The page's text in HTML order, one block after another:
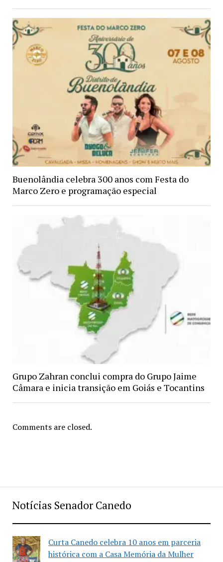
Notícias Senador Canedo
Curta Canedo celebra 10 anos em parceria
histórica com a Casa Memória da Mulher
Buenolândia celebra 300 anos com Festa do
Marco Zero e programação especial
Grupo Zahran conclui compra do Grupo Jaime
Câmara e inicia transição em Goiás e Tocantins
Comments are closed.